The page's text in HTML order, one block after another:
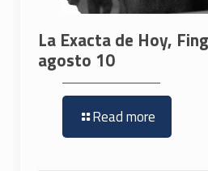
La Exacta de Hoy,
agosto 10
Read more